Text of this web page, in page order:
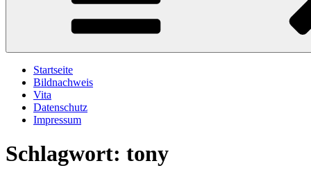
Startseite
Bildnachweis
Vita
Datenschutz
Impressum
Schlagwort: tony